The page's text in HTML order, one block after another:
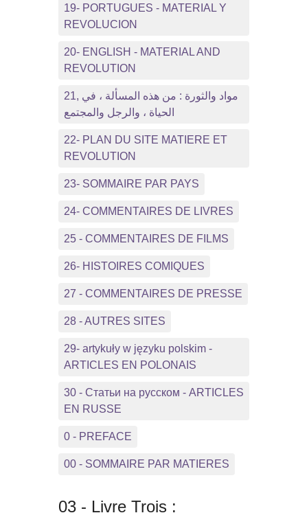
19- PORTUGUES - MATERIAL Y
REVOLUCION
20- ENGLISH - MATERIAL AND
REVOLUTION
21, مواد والثورة : من هذه المسألة ، في
الحياة ، والرجل والمجتمع
22- PLAN DU SITE MATIERE ET
REVOLUTION
23- SOMMAIRE PAR PAYS
24- COMMENTAIRES DE LIVRES
25 - COMMENTAIRES DE FILMS
26- HISTOIRES COMIQUES
27 - COMMENTAIRES DE PRESSE
28 - AUTRES SITES
29- artykuły w języku polskim -
ARTICLES EN POLONAIS
30 - Статьи на русском - ARTICLES
EN RUSSE
0 - PREFACE
00 - SOMMAIRE PAR MATIERES
03 - Livre Trois :